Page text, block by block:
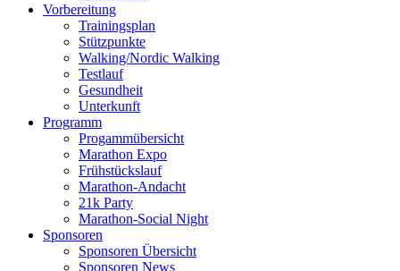
Vorbereitung
Trainingsplan
Stützpunkte
Walking/Nordic Walking
Testlauf
Gesundheit
Unterkunft
Programm
Progammübersicht
Marathon Expo
Frühstückslauf
Marathon-Andacht
21k Party
Marathon-Social Night
Sponsoren
Sponsoren Übersicht
Sponsoren News